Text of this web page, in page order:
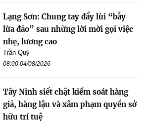
Lạng Sơn: Chung tay đẩy lùi “bẫy
lừa đảo” sau những lời mời gọi việc
nhẹ, lương cao
Trần Quý
08:00 04/08/2026
Tây Ninh siết chặt kiểm soát hàng
giả, hàng lậu và xâm phạm quyền sở
hữu trí tuệ